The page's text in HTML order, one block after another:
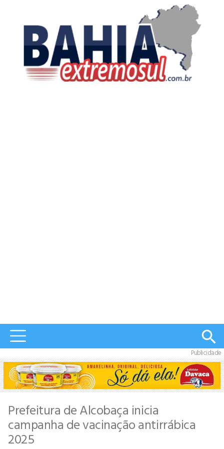
Publicidade
Prefeitura de Alcobaça inicia
campanha de vacinação antirrábica
2025